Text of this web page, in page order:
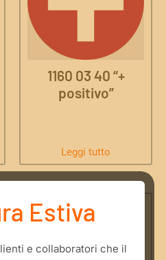
1160 03 40 “+
positivo”
Leggi tutto
Estiva
e collaboratori che il